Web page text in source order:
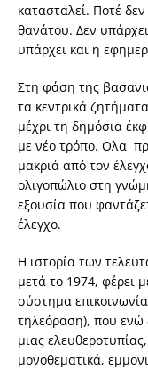
κατασταλεί. Ποτέ
θανάτου. Δεν
υπάρχει και η
Στη φάση της
τα κεντρικά
μέχρι τη δημόσια
με νέο τρόπο. Ολα
μακριά από τον
ολιγοπώλιο στη
εξουσία που
έλεγχο.
Η ιστορία των
μετά το 1974, φέρει
σύστημα
τηλεόραση), που ενώ
μιας
μονοθεματικά,